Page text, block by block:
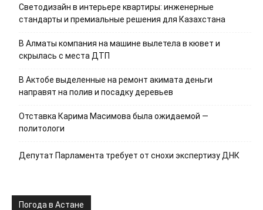
Светодизайн в интерьере квартиры: инженерные
стандарты и премиальные решения для Казахстана
В Алматы компания на машине вылетела в кювет и
скрылась с места ДТП
В Актобе выделенные на ремонт акимата деньги
направят на полив и посадку деревьев
Отставка Карима Масимова была ожидаемой —
политологи
Депутат Парламента требует от снохи экспертизу ДНК
Погода в Астане